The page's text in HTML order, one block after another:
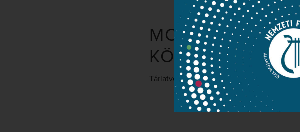
MODIGLIANI
KÖR TAGOKNAK
Tárlatvezetéssel